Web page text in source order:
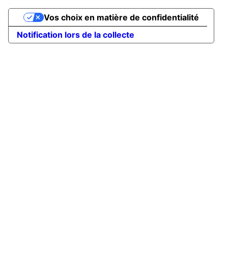
Notification lors de la collecte
Vos choix en matière de confidentialité